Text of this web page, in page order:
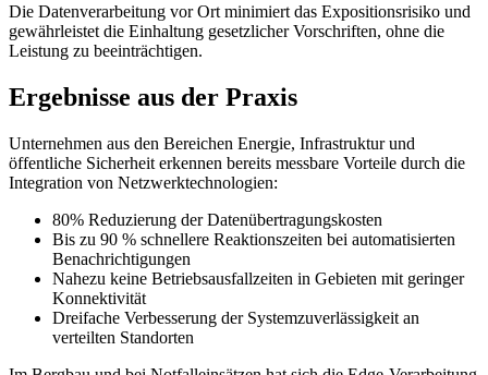
Die Datenverarbeitung vor Ort minimiert das Expositionsrisiko und
gewährleistet die Einhaltung gesetzlicher Vorschriften, ohne die
Leistung zu beeinträchtigen.
Ergebnisse aus der Praxis
Unternehmen aus den Bereichen Energie, Infrastruktur und
öffentliche Sicherheit erkennen bereits messbare Vorteile durch die
Integration von Netzwerktechnologien:
80% Reduzierung der Datenübertragungskosten
Bis zu 90 % schnellere Reaktionszeiten bei automatisierten
Benachrichtigungen
Nahezu keine Betriebsausfallzeiten in Gebieten mit geringer
Konnektivität
Dreifache Verbesserung der Systemzuverlässigkeit an
verteilten Standorten